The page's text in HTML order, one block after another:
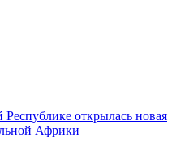
открылась новая
Африки